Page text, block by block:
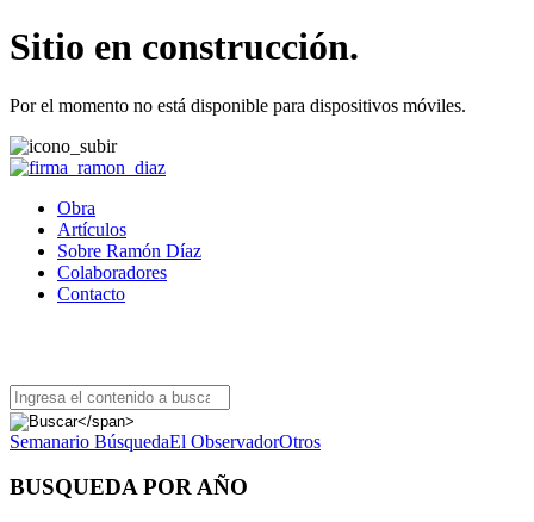
Sitio en construcción.
Por el momento no está disponible para dispositivos móviles.
Obra
Artículos
Sobre Ramón Díaz
Colaboradores
Contacto
Semanario BúsquedaEl ObservadorOtros
BUSQUEDA POR AÑO